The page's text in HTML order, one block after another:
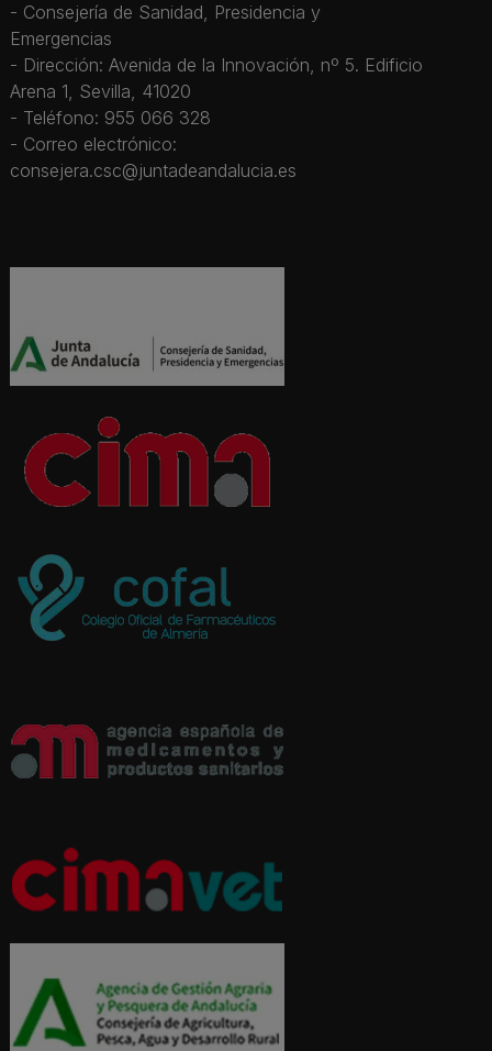
- Consejería de Sanidad, Presidencia y
Emergencias
- Dirección: Avenida de la Innovación, nº 5. Edificio
Arena 1, Sevilla, 41020
- Teléfono: 955 066 328
- Correo electrónico:
consejera.csc@juntadeandalucia.es